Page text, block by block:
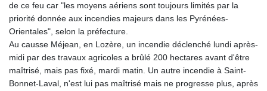
RWF 1694.487803
SAR 4.328192
SCR 16.700252
SDG 694.055348
SEK 10.962537
SGD 1.477805
de ce feu car "les moyens aériens sont toujours limités par la
priorité donnée aux incendies majeurs dans les Pyrénées-
Orientales", selon la préfecture.
Au causse Méjean, en Lozère, un incendie déclenché lundi après-
midi par des travaux agricoles a brûlé 200 hectares avant d'être
maîtrisé, mais pas fixé, mardi matin. Un autre incendie à Saint-
Bonnet-Laval, n'est lui pas maîtrisé mais ne progresse plus, après